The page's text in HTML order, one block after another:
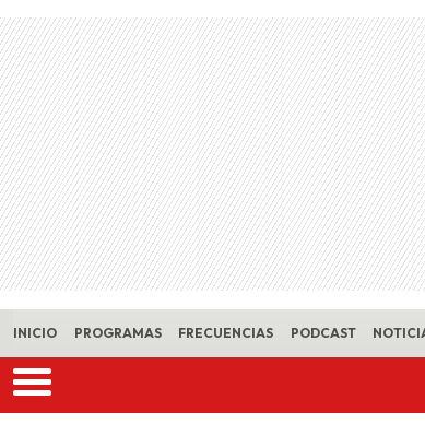
Skip to main content
INICIO PROGRAMAS FRECUENCIAS PODCAST